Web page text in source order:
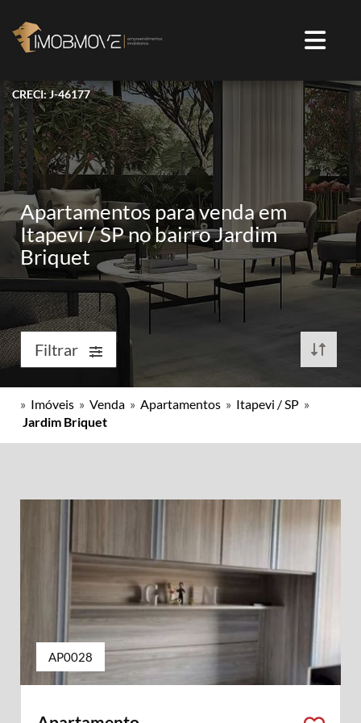
CRECI: J-46177
Apartamentos para venda em
Itapevi / SP no bairro Jardim
Briquet
Filtrar
» Imóveis » Venda » Apartamentos » Itapevi / SP »
Jardim Briquet
AP0028